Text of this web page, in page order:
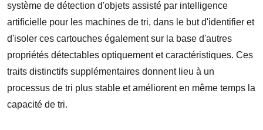
système de détection d'objets assisté par intelligence
artificielle pour les machines de tri, dans le but d'identifier et
d'isoler ces cartouches également sur la base d'autres
propriétés détectables optiquement et caractéristiques. Ces
traits distinctifs supplémentaires donnent lieu à un
processus de tri plus stable et améliorent en même temps la
capacité de tri.